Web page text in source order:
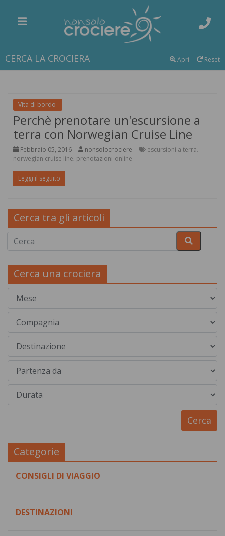
CERCA LA CROCIERA Reset
Apri
Vita di bordo
Perchè prenotare un'escursione a
terra con Norwegian Cruise Line
Febbraio 05, 2016 nonsolocrociere escursioni a terra,
norwegian cruise line, prenotazioni online
Leggi il seguito
Cerca tra gli articoli
Cerca una crociera
Categorie
CONSIGLI DI VIAGGIO
DESTINAZIONI